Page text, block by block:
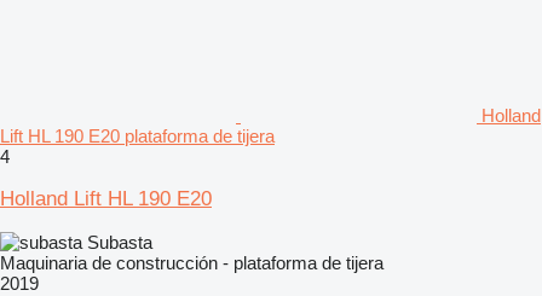
Holland
Lift HL 190 E20 plataforma de tijera
4
Holland Lift HL 190 E20
Subasta
Maquinaria de construcción - plataforma de tijera
2019